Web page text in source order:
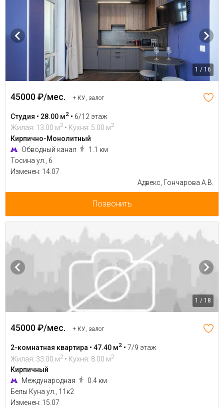
1 / 16
45000 ₽/мес. + КУ, залог
Студия • 28.00 м2 • 6/12 этаж
Жилая: 13.00 м2 • Кухня: 5.00 м2
Кирпично-Монолитный
Обводный канал
1.1 км
Тосина ул., 6
Изменен: 14.07
Адвекс, Гончарова А.В.
Позвонить
1 / 18
45000 ₽/мес. + КУ, залог
2-комнатная квартира • 47.40 м2 • 7/9 этаж
Жилая: 33.00 м2 • Кухня: 8.00 м2
Кирпичный
Международная
0.4 км
Белы Куна ул., 11к2
Изменен: 15.07